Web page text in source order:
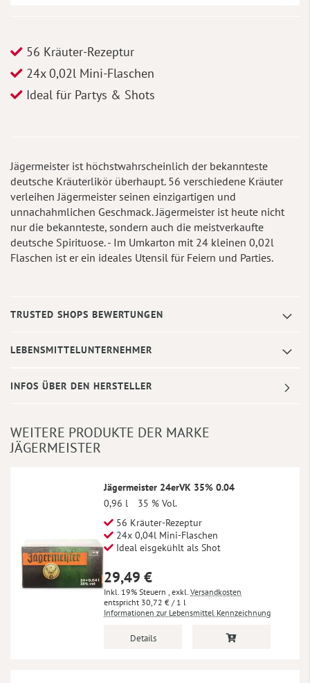
56 Kräuter-Rezeptur
24x 0,02l Mini-Flaschen
Ideal für Partys & Shots
Jägermeister ist höchstwahrscheinlich der bekannteste
deutsche Kräuterlikör überhaupt. 56 verschiedene Kräuter
verleihen Jägermeister seinen einzigartigen und
unnachahmlichen Geschmack. Jägermeister ist heute nicht
nur die bekannteste, sondern auch die meistverkaufte
deutsche Spirituose. - Im Umkarton mit 24 kleinen 0,02l
Flaschen ist er ein ideales Utensil für Feiern und Parties.
TRUSTED SHOPS BEWERTUNGEN
LEBENSMITTELUNTERNEHMER
INFOS ÜBER DEN HERSTELLER
WEITERE PRODUKTE DER MARKE
JÄGERMEISTER
Jägermeister 24erVK 35% 0.04
0,96 l
35 % Vol.
56 Kräuter-Rezeptur
24x 0,04l Mini-Flaschen
Ideal eisgekühlt als Shot
29,49 €
Inkl. 19% Steuern , exkl. Versandkosten
30,72 € / 1 l
Informationen zur Lebensmittel Kennzeichnung
Details